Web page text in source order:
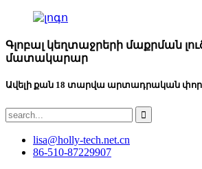
Գլոբալ կեղտաջրերի մաքրման
մատակարար
Ավելի քան 18 տարվա արտադրական
lisa@holly-tech.net.cn
86-510-87229907